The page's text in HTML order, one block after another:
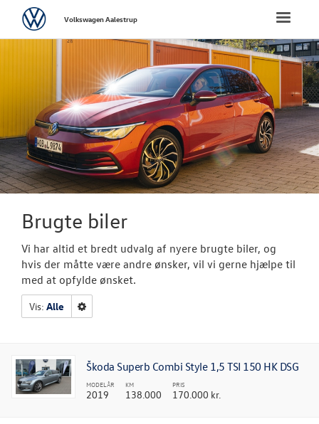
FORSIDE
NYE
NYE VAREBILER
BRUGTE BILER
Autoriseret
Toggle
VolkswagenVolkswagen Aalestrup
Brugte biler
Vi har altid et bredt udvalg af nyere brugte biler, og
hvis der måtte være andre ønsker, vil vi gerne hjælpe til
med at opfylde ønsket.
Vis: Alle
Škoda Superb Combi Style 1,5 TSI 150 HK DSG
MODELÅR
2019
KM
138.000
PRIS
170.000 kr.